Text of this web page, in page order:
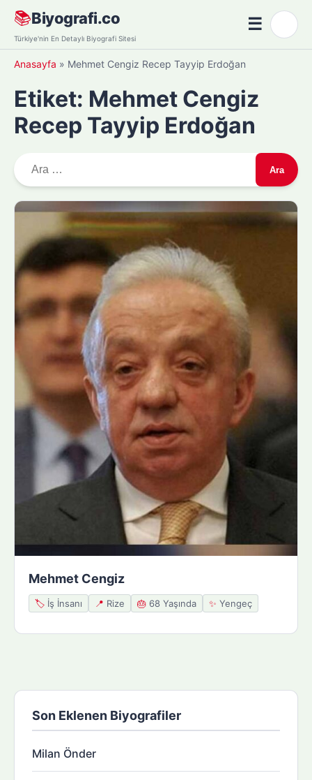
Skip
content
📚Biyografi.co
Türkiye'nin En Detaylı Biyografi Sitesi
☰Menü
Anasayfa » Mehmet Cengiz Recep Tayyip Erdoğan
Etiket: Mehmet Cengiz
Recep Tayyip Erdoğan
r
m
Mehmet Cengiz
🏷️ İş İnsanı 📍 Rize 🎂 68 Yaşında ✨ Yengeç
Son Eklenen Biyografiler
Milan Önder